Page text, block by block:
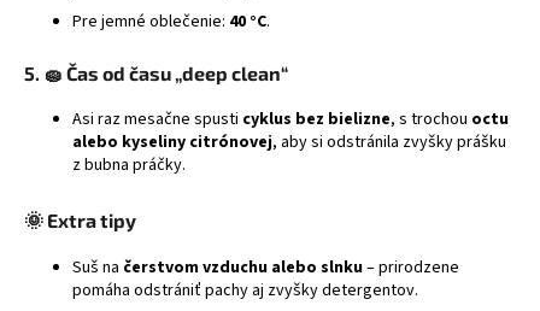
Pre jemné oblečenie: 40 °C.
5. 🧽 Čas od času „deep clean“
Asi raz mesačne spusti cyklus bez bielizne, s trochou octu
alebo kyseliny citrónovej, aby si odstránila zvyšky prášku
z bubna práčky.
🌞 Extra tipy
Suš na čerstvom vzduchu alebo slnku– prirodzene
pomáha odstrániť pachy aj zvyšky detergentov.